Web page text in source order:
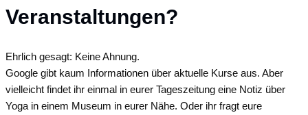
Veranstaltungen?
Ehrlich gesagt: Keine Ahnung.
Google gibt kaum Informationen über aktuelle Kurse aus. Aber
vielleicht findet ihr einmal in eurer Tageszeitung eine Notiz über
Yoga in einem Museum in eurer Nähe. Oder ihr fragt eure